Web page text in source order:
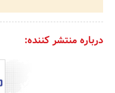
درباره منتشر کننده: